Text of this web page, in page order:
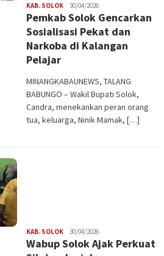
KAB. SOLOKRedaksi
30/04/2026
Pemkab Solok Gencarkan
Sosialisasi Pekat dan
Narkoba di Kalangan
Pelajar
MINANGKABAUNEWS, TALANG
BABUNGO – Wakil Bupati Solok,
Candra, menekankan peran orang
tua, keluarga, Ninik Mamak, […]
KAB. SOLOKRedaksi
30/04/2026
Wabup Solok Ajak Perkuat